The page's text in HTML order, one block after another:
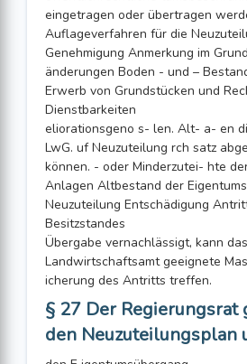
eingetragen oder übertragen
Auflageverfahren für die
Genehmigung Anmerkung im
änderungen Boden - und –
Erwerb von Grundstücken und
Dienstbarkeiten
eliorationsgeno s- len. Alt- a- en
LwG. uf Neuzuteilung rch satz
können. - oder Minderzutei- hte
Anlagen Altbestand der
Neuzuteilung Entschädigung
Besitzstandes
Übergabe vernachlässigt, kann das
Landwirtschaftsamt geeignete
icherung des Antritts treffen.
§ 27 Der Regierungsrat
den Neuzuteilungsplan